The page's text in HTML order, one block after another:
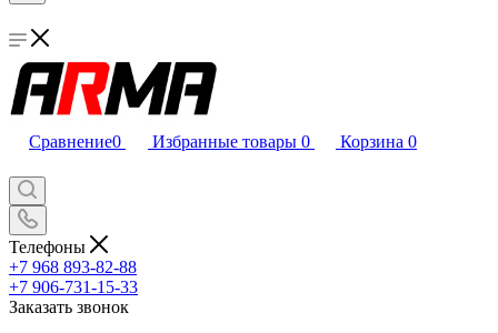
Сравнение0 Избранные товары 0 Корзина 0
Телефоны
+7 968 893-82-88
+7 906-731-15-33
Заказать звонок